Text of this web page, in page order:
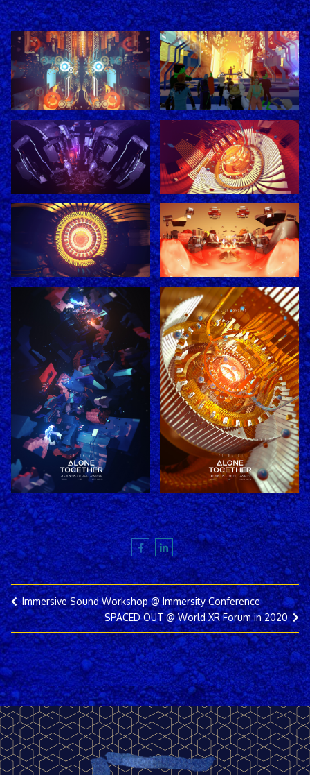
Immersive Sound Workshop @ Immersity Conference
SPACED OUT @ World XR Forum in 2020